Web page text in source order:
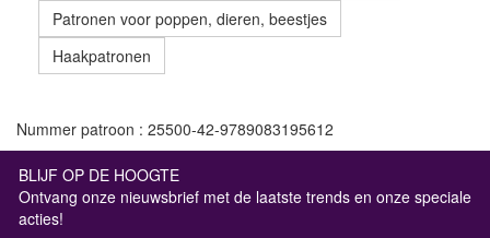
Patronen voor poppen, dieren, beestjes
Haakpatronen
Nummer patroon : 25500-42-9789083195612
BLIJF OP DE HOOGTE
Ontvang onze nieuwsbrief met de laatste trends en onze speciale
acties!